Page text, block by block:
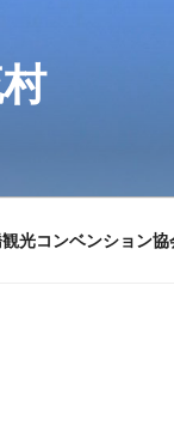
光コンベンション協